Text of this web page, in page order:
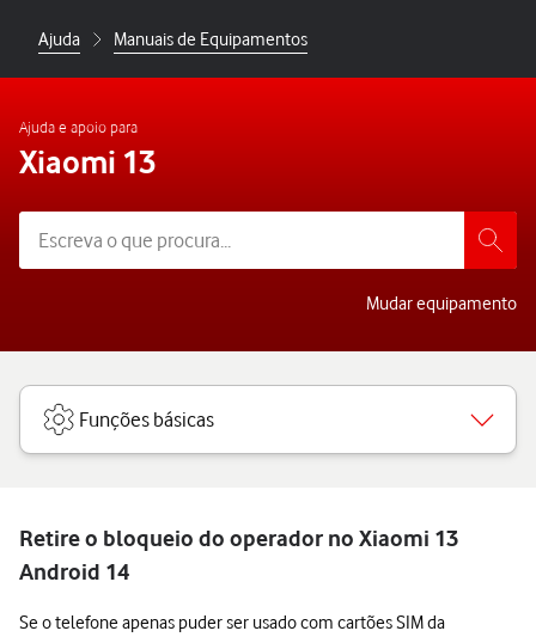
Ajuda Manuais de Equipamentos
Ajuda e apoio para
Xiaomi 13
Mudar equipamento
Funções básicas
Retire o bloqueio do operador no Xiaomi 13
Android 14
Se o telefone apenas puder ser usado com cartões SIM da